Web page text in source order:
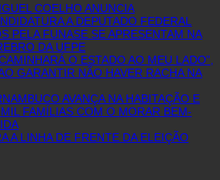
COELHO ANUNCIA
A DEPUTADO FEDERAL
PELA FUNASE SE APRESENTAM NA
DA UFPE
O ESTADO AO MEU LADO”,
GARANTIR NÃO HAVER RACHA NA
AVANÇA NA HABITAÇÃO E
FAMÍLIAS COM O MORAR BEM-
A LINHA DE FRENTE DA ELEIÇÃO